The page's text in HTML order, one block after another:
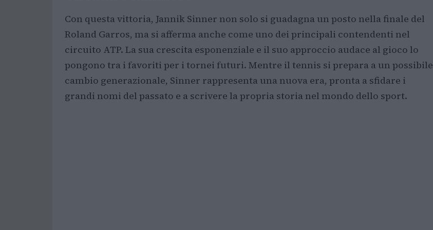
Con questa vittoria, Jannik Sinner non solo si guadagna un posto nella finale del
Roland Garros, ma si afferma anche come uno dei principali contendenti nel
circuito ATP. La sua crescita esponenziale e il suo approccio audace al gioco lo
pongono tra i favoriti per i tornei futuri. Mentre il tennis si prepara a un possibile
cambio generazionale, Sinner rappresenta una nuova era, pronta a sfidare i
grandi nomi del passato e a scrivere la propria storia nel mondo dello sport.